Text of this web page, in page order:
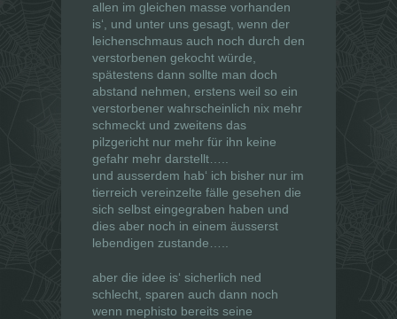
allen im gleichen masse vorhanden
is‘, und unter uns gesagt, wenn der
leichenschmaus auch noch durch den
verstorbenen gekocht würde,
spätestens dann sollte man doch
abstand nehmen, erstens weil so ein
verstorbener wahrscheinlich nix mehr
schmeckt und zweitens das
pilzgericht nur mehr für ihn keine
gefahr mehr darstellt…..
und ausserdem hab‘ ich bisher nur im
tierreich vereinzelte fälle gesehen die
sich selbst eingegraben haben und
dies aber noch in einem äusserst
lebendigen zustande…..
aber die idee is‘ sicherlich ned
schlecht, sparen auch dann noch
wenn mephisto bereits seine